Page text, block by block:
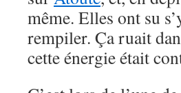
même. Elles ont su
rempiler. Ça ruait
cette énergie était